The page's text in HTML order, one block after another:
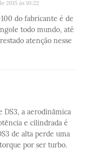
2015 às 10:22
do fabricante é de
todo mundo, até
atenção nesse
DS3, a aerodinâmica
e cilindrada é
de alta perde uma
por ser turbo.